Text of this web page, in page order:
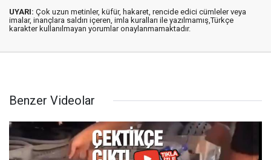
UYARI: Çok uzun metinler, küfür, hakaret, rencide edici cümleler veya
imalar, inançlara saldırı içeren, imla kuralları ile yazılmamış,Türkçe
karakter kullanılmayan yorumlar onaylanmamaktadır.
Benzer Videolar